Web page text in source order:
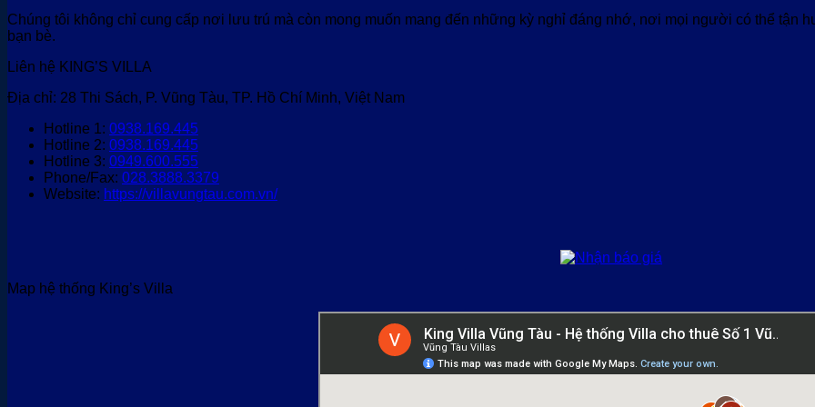
Chúng tôi không chỉ cung cấp nơi lưu trú mà còn mong muốn mang đến những kỳ nghỉ đáng nhớ, nơi mọi người có thể tận
bạn bè.
Liên hệ KING’S VILLA
Địa chỉ: 28 Thi Sách, P. Vũng Tàu, TP. Hồ Chí Minh, Việt Nam
Hotline 1: 0938.169.445
Hotline 2: 0938.169.445
Hotline 3: 0949.600.555
Phone/Fax: 028.3888.3379
Website: https://villavungtau.com.vn/
Map hệ thống King’s Villa